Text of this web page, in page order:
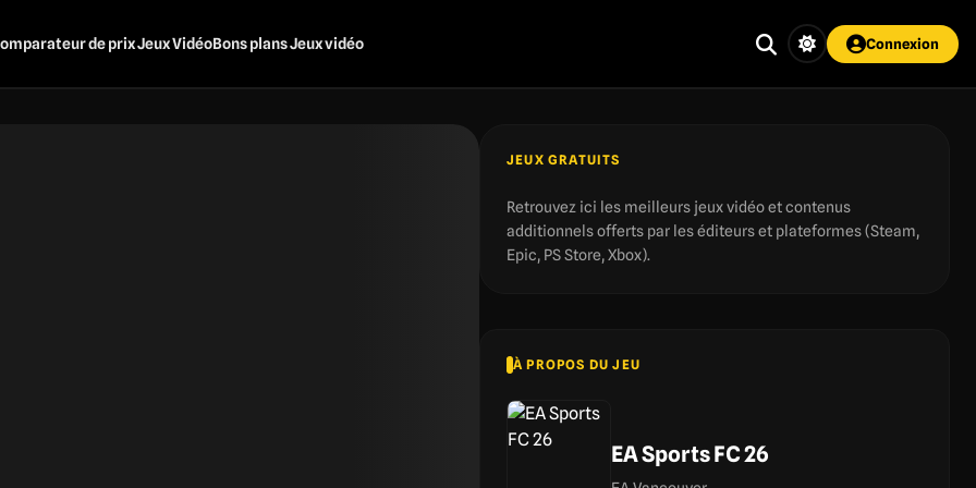
de prix Jeux VidéoBons plans Jeux vidéo Connexion
JEUX GRATUITS
Retrouvez ici les meilleurs jeux vidéo et contenus
additionnels offerts par les éditeurs et plateformes (Steam,
Epic, PS Store, Xbox).
À PROPOS DU JEU
EA Sports FC 26